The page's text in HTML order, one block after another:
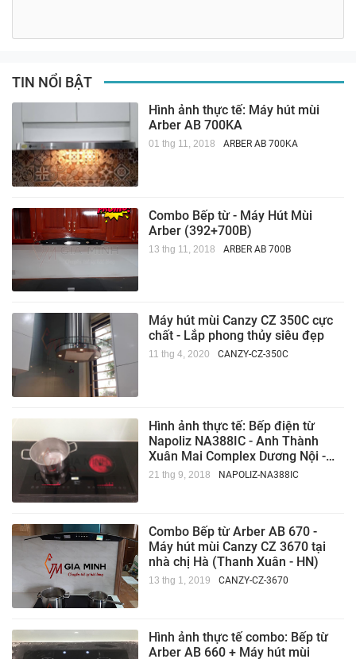
TIN NỔI BẬT
Hình ảnh thực tế: Máy hút mùi
Arber AB 700KA
01 thg 11, 2018 ARBER AB 700KA
Combo Bếp từ - Máy Hút Mùi
Arber (392+700B)
13 thg 11, 2018 ARBER AB 700B
Máy hút mùi Canzy CZ 350C cực
chất - Lắp phong thủy siêu đẹp
11 thg 4, 2020 CANZY-CZ-350C
Hình ảnh thực tế: Bếp điện từ
Napoliz NA388IC - Anh Thành
Xuân Mai Complex Dương Nội -
Hà Nội
21 thg 9, 2018 NAPOLIZ-NA388IC
Combo Bếp từ Arber AB 670 -
Máy hút mùi Canzy CZ 3670 tại
nhà chị Hà (Thanh Xuân - HN)
13 thg 1, 2019 CANZY-CZ-3670
Hình ảnh thực tế combo: Bếp từ
Arber AB 660 + Máy hút mùi